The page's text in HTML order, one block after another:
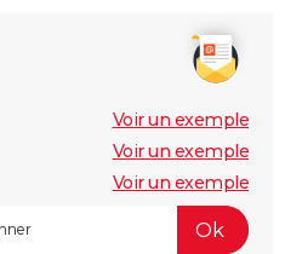
Voir un exemple
Voir un exemple
Voir un exemple